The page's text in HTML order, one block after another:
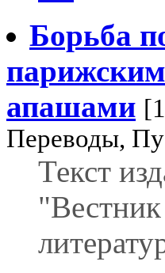
Борьба
апашами
Переводы,
Текст